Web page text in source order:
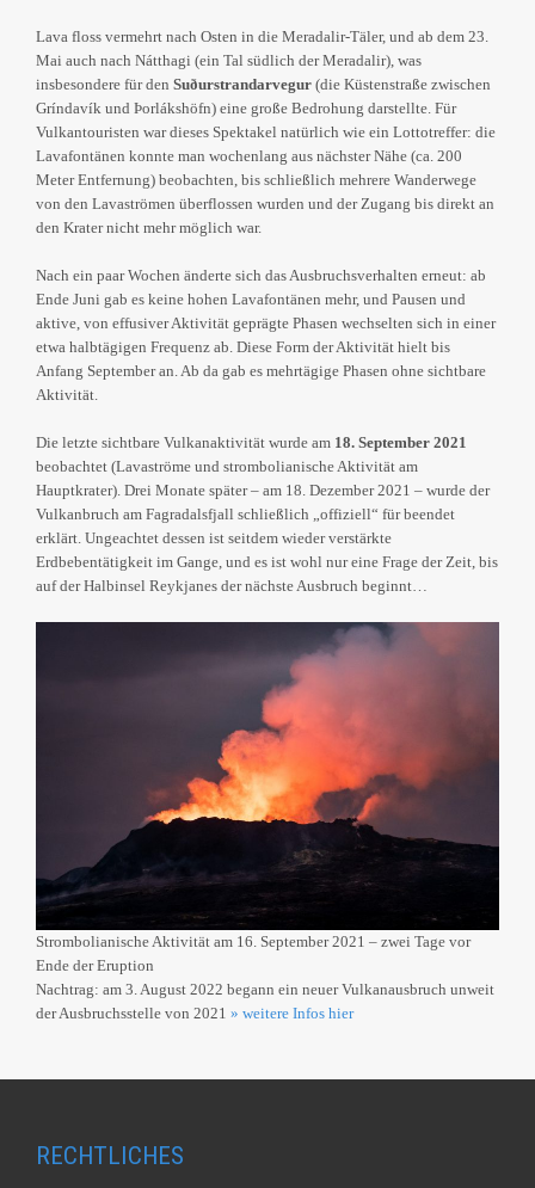
Lava floss vermehrt nach Osten in die Meradalir-Täler, und ab dem 23.
Mai auch nach Nátthagi (ein Tal südlich der Meradalir), was
insbesondere für den Suðurstrandarvegur (die Küstenstraße zwischen
Gríndavík und Þorlákshöfn) eine große Bedrohung darstellte. Für
Vulkantouristen war dieses Spektakel natürlich wie ein Lottotreffer: die
Lavafontänen konnte man wochenlang aus nächster Nähe (ca. 200
Meter Entfernung) beobachten, bis schließlich mehrere Wanderwege
von den Lavaströmen überflossen wurden und der Zugang bis direkt an
den Krater nicht mehr möglich war.
Nach ein paar Wochen änderte sich das Ausbruchsverhalten erneut: ab
Ende Juni gab es keine hohen Lavafontänen mehr, und Pausen und
aktive, von effusiver Aktivität geprägte Phasen wechselten sich in einer
etwa halbtägigen Frequenz ab. Diese Form der Aktivität hielt bis
Anfang September an. Ab da gab es mehrtägige Phasen ohne sichtbare
Aktivität.
Die letzte sichtbare Vulkanaktivität wurde am 18. September 2021
beobachtet (Lavaströme und strombolianische Aktivität am
Hauptkrater). Drei Monate später – am 18. Dezember 2021 – wurde der
Vulkanbruch am Fagradalsfjall schließlich „offiziell“ für beendet
erklärt. Ungeachtet dessen ist seitdem wieder verstärkte
Erdbebentätigkeit im Gange, und es ist wohl nur eine Frage der Zeit, bis
auf der Halbinsel Reykjanes der nächste Ausbruch beginnt…
Strombolianische Aktivität am 16. September 2021 – zwei Tage vor
Ende der Eruption
Nachtrag: am 3. August 2022 begann ein neuer Vulkanausbruch unweit
der Ausbruchsstelle von 2021 » weitere Infos hier
RECHTLICHES